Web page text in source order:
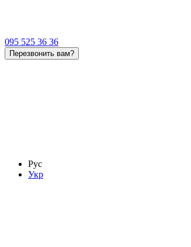
095 525 36 36
Перезвонить вам?
Рус
Укр